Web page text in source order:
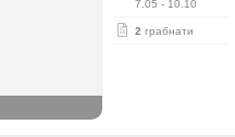
7.05 - 10.10
2 грабнати